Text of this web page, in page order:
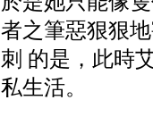
者之筆惡狠狠
刺 的是，此時
私生活。